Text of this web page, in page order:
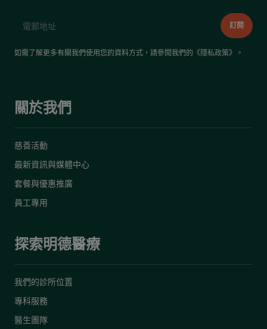
如需了解更多有關我們使用您的資料方式，請參閱我們的《隱私政策》。
關於我們
慈善活動
最新資訊與媒體中心
套餐與優惠推廣
員工專用
探索明德醫療
我們的診所位置
專科服務
醫生團隊